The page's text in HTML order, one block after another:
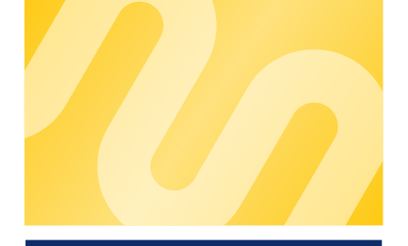
Rückerstattung heimischer
Dienstwagenladevorgänge
Mehr erfahren
Ladeinfrastruktur öffentlich zugänglich
machen
Mehr erfahren
Europaweites Laden aus einer ermöglichen